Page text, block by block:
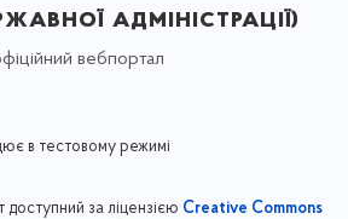
адміністрації)
вебпортал
в тестовому режимі
доступний за ліцензією Creative Commons